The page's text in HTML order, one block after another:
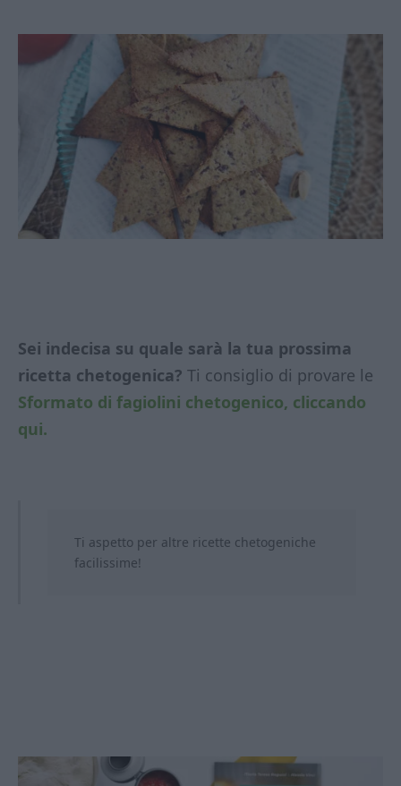
Sei indecisa su quale sarà la tua prossima
ricetta chetogenica? Ti consiglio di provare le
Sformato di fagiolini chetogenico, cliccando
qui.
Ti aspetto per altre ricette chetogeniche
facilissime!